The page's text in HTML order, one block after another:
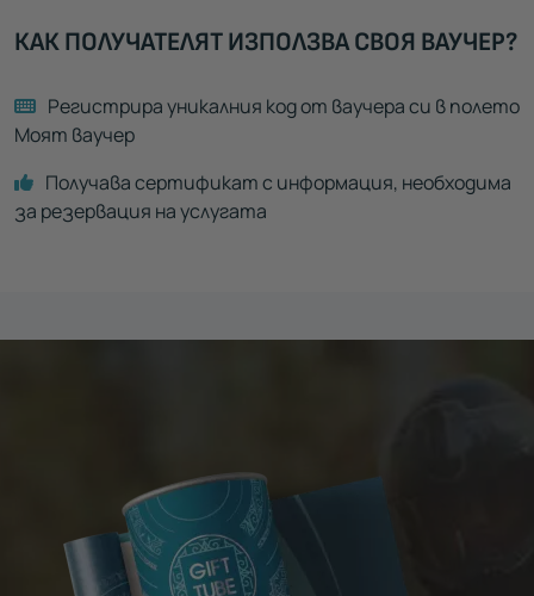
КАК ПОЛУЧАТЕЛЯТ ИЗПОЛЗВА СВОЯ ВАУЧЕР?
Регистрира уникалния код от ваучера си в полето
Моят ваучер
Получава сертификат с информация, необходима
за резервация на услугата